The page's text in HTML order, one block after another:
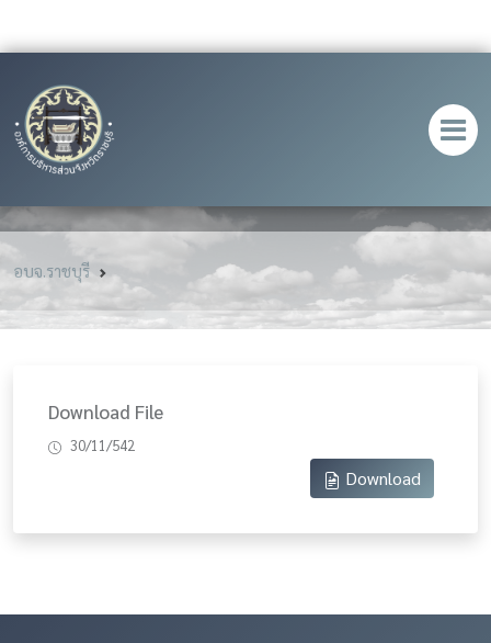
อบจ.ราชบุรี
Download File
30/11/542
Download